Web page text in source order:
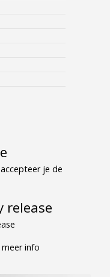
je de
release
info